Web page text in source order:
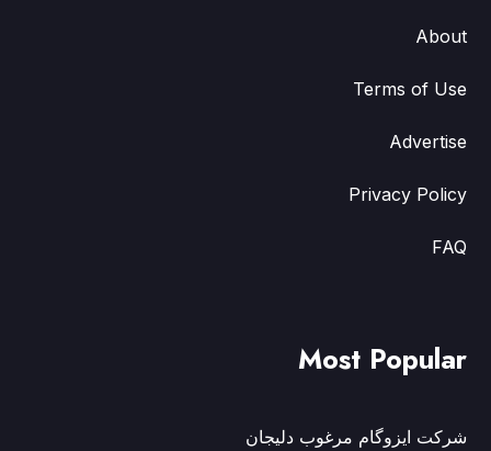
About
Terms of Use
Advertise
Privacy Policy
FAQ
Most Popular
شرکت ایزوگام مرغوب دلیجان